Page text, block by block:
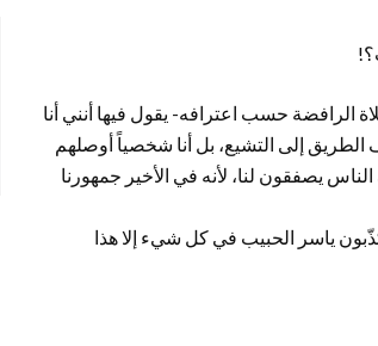
الرافضة حسب اعترافه- يقول فيها أنني أنا
إلى التشيع، بل أنا شخصياً أوصلهم
يصفقون لنا، لأنه في الأخير جمهورنا
ياسر الحبيب في كل شيء إلا هذا